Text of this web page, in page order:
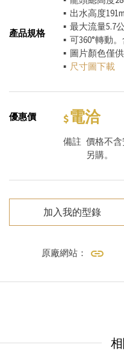
產品規格
▪ 出水高度
▪ 最大流量5.7
▪ 可360°轉動。
▪ 圖片顏色僅
▪ 尺寸圖下載
優惠價 電洽
備註 價格不
另購。
加入我的型錄
原廠網站：